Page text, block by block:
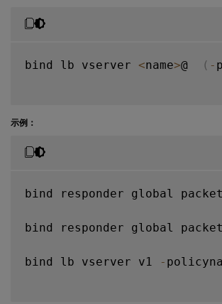
bind lb vserver <name>@ ( -
示例：
bind responder global
bind responder global
bind lb vserver v1 -